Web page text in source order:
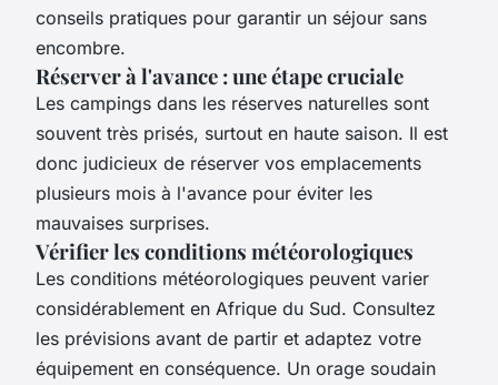
conseils pratiques pour garantir un séjour sans
encombre.
Réserver à l'avance : une étape cruciale
Les campings dans les réserves naturelles sont
souvent très prisés, surtout en haute saison. Il est
donc judicieux de réserver vos emplacements
plusieurs mois à l'avance pour éviter les
mauvaises surprises.
Vérifier les conditions météorologiques
Les conditions météorologiques peuvent varier
considérablement en Afrique du Sud. Consultez
les prévisions avant de partir et adaptez votre
équipement en conséquence. Un orage soudain